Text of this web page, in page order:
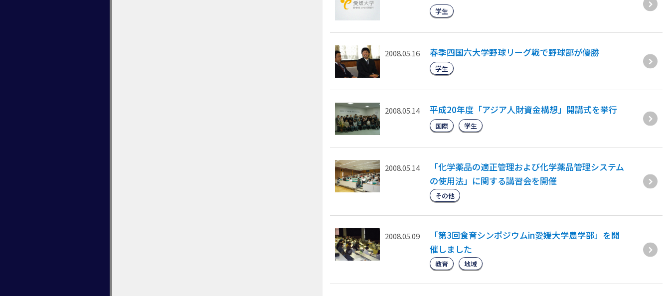
学生
2008.05.16 春季四国六大学野球リーグ戦で野球部が優勝
学生
2008.05.14 平成20年度「アジア人財資金構想」開講式を挙行
国際 学生
2008.05.14
「化学薬品の適正管理および化学薬品管理システム
の使用法」に関する講習会を開催
その他
2008.05.09
「第3回食育シンポジウムin愛媛大学農学部」を開
催しました
教育 地域